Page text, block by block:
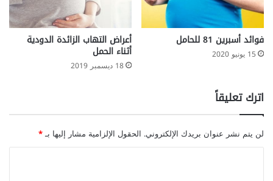
فوائد أسبرين 81 للحامل
15 يونيو 2020
أعراض التهاب الزائدة الدودية
أثناء الحمل
18 ديسمبر 2019
اترك تعليقاً
لن يتم نشر عنوان بريدك الإلكتروني. الحقول الإلزامية مشار إليها بـ*